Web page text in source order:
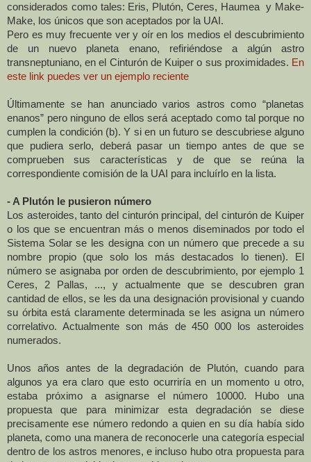
considerados como tales: Eris, Plutón, Ceres, Haumea y Make-
Make, los únicos que son aceptados por la UAI.
Pero es muy frecuente ver y oír en los medios el descubrimiento
de un nuevo planeta enano, refiriéndose a algún astro
transneptuniano, en el Cinturón de Kuiper o sus proximidades. En
este link puedes ver un ejemplo reciente
Últimamente se han anunciado varios astros como “planetas
enanos” pero ninguno de ellos será aceptado como tal porque no
cumplen la condición (b). Y si en un futuro se descubriese alguno
que pudiera serlo, deberá pasar un tiempo antes de que se
comprueben sus características y de que se reúna la
correspondiente comisión de la UAI para incluírlo en la lista.
- A Plutón le pusieron número
Los asteroides, tanto del cinturón principal, del cinturón de Kuiper
o los que se encuentran más o menos diseminados por todo el
Sistema Solar se les designa con un número que precede a su
nombre propio (que solo los más destacados lo tienen). El
número se asignaba por orden de descubrimiento, por ejemplo 1
Ceres, 2 Pallas, ..., y actualmente que se descubren gran
cantidad de ellos, se les da una designación provisional y cuando
su órbita está claramente determinada se les asigna un número
correlativo. Actualmente son más de 450 000 los asteroides
numerados.
Unos años antes de la degradación de Plutón, cuando para
algunos ya era claro que esto ocurriría en un momento u otro,
estaba próximo a asignarse el número 10000. Hubo una
propuesta que para minimizar esta degradación se diese
precisamente ese número redondo a quien en su día había sido
planeta, como una manera de reconocerle una categoría especial
dentro de los astros menores, e incluso hubo otra propuesta para